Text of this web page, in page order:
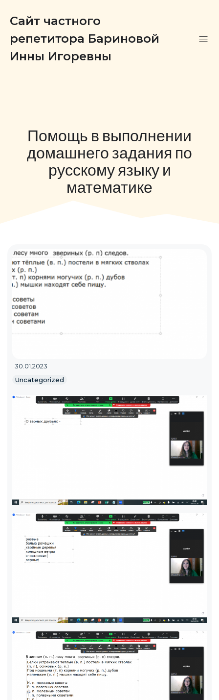
Сайт частного
репетитора Бариновой
Инны Игоревны
Помощь в выполнении
домашнего задания по
русскому языку и
математике
30.01.2023
Uncategorized